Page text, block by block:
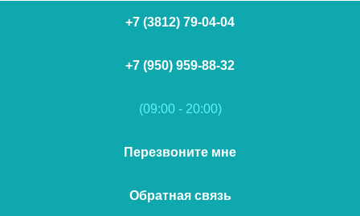
+7 (3812) 79-04-04
+7 (950) 959-88-32
(09:00 - 20:00)
Перезвоните мне
Обратная связь